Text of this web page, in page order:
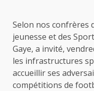
Selon nos confrères
jeunesse et des
Gaye, a invité,
les infrastructures
accueillir ses
compétitions de